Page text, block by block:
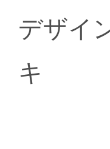
デザイ
キ